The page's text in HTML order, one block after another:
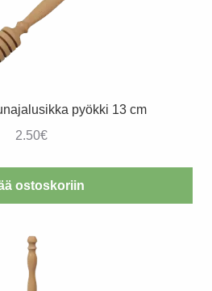
pyökki 13 cm
2.50€
ostoskoriin